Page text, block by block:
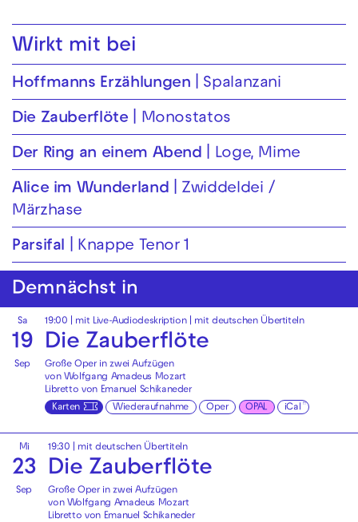
Wirkt mit bei
Hoffmanns Erzählungen Spalanzani
Die Zauberflöte Monostatos
Der Ring an einem Abend Loge, Mime
Alice im Wunderland
Zwiddeldei /
Märzhase
Parsifal Knappe Tenor 1
Demnächst in
Sa
19
Sep
19:00 mit Live-Audiodeskription| mit deutschen Übertiteln
Die Zauberflöte
Große Oper in zwei Aufzügen
von Wolfgang Amadeus Mozart
Libretto von Emanuel Schikaneder
Karten
Wiederaufnahme Oper OPAL iCal
Mi
23
Sep
19:30 mit deutschen Übertiteln
Die Zauberflöte
Große Oper in zwei Aufzügen
von Wolfgang Amadeus Mozart
Libretto von Emanuel Schikaneder